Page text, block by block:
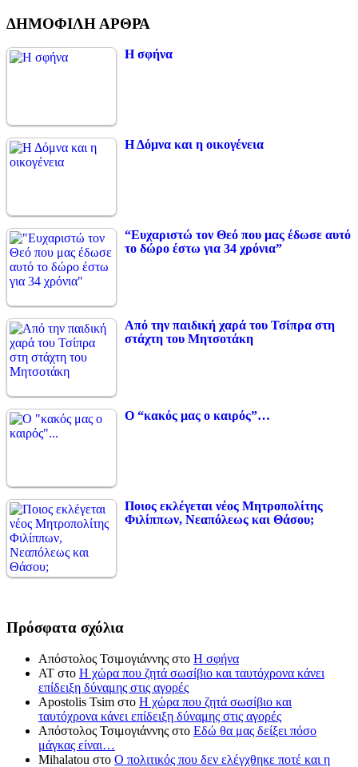
ΔΗΜΟΦΙΛΗ ΑΡΘΡΑ
Η σφήνα
Η Δόμνα και η οικογένεια
“Ευχαριστώ τον Θεό που μας έδωσε αυτό
το δώρο έστω για 34 χρόνια”
Από την παιδική χαρά του Τσίπρα στη
στάχτη του Μητσοτάκη
Ο “κακός μας ο καιρός”…
Ποιος εκλέγεται νέος Μητροπολίτης
Φιλίππων, Νεαπόλεως και Θάσου;
Πρόσφατα σχόλια
Απόστολος Τσιμογιάννης στο Η σφήνα
ΑΤ στο Η χώρα που ζητά σωσίβιο και ταυτόχρονα κάνει
επίδειξη δύναμης στις αγορές
Apostolis Tsim στο Η χώρα που ζητά σωσίβιο και
ταυτόχρονα κάνει επίδειξη δύναμης στις αγορές
Απόστολος Τσιμογιάννης στο Εδώ θα μας δείξει πόσο
μάγκας είναι…
Mihalatou στο Ο πολιτικός που δεν ελέγχθηκε ποτέ και η